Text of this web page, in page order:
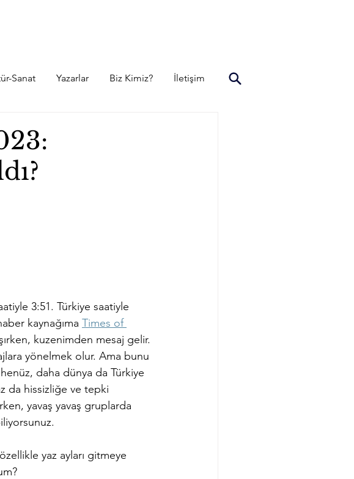
Sanat Yazarlar Biz Kimiz? İletişim
3:51. Türkiye saatiyle
kaynağıma Times of
kuzenimden mesaj gelir.
yönelmek olur. Ama bunu
daha dünya da Türkiye
da hissizliğe ve tepki
yavaş yavaş gruplarda
yaz ayları gitmeye